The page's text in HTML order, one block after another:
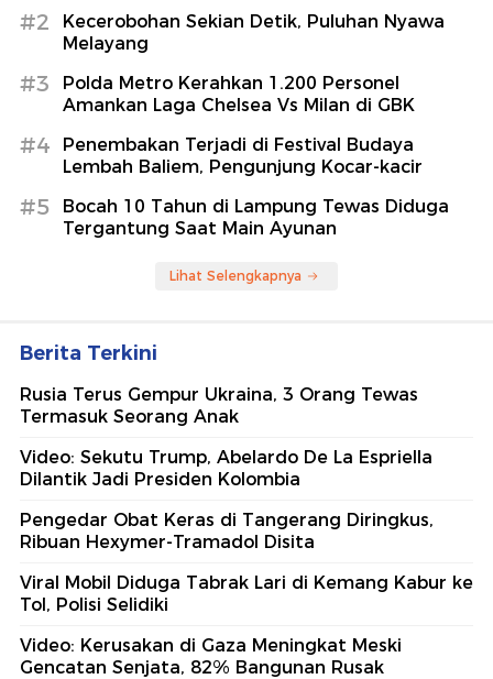
#2
Kecerobohan Sekian Detik, Puluhan Nyawa
Melayang
#3
Polda Metro Kerahkan 1.200 Personel
Amankan Laga Chelsea Vs Milan di GBK
#4
Penembakan Terjadi di Festival Budaya
Lembah Baliem, Pengunjung Kocar-kacir
#5
Bocah 10 Tahun di Lampung Tewas Diduga
Tergantung Saat Main Ayunan
Lihat Selengkapnya
Berita Terkini
Rusia Terus Gempur Ukraina, 3 Orang Tewas
Termasuk Seorang Anak
Video: Sekutu Trump, Abelardo De La Espriella
Dilantik Jadi Presiden Kolombia
Pengedar Obat Keras di Tangerang Diringkus,
Ribuan Hexymer-Tramadol Disita
Viral Mobil Diduga Tabrak Lari di Kemang Kabur ke
Tol, Polisi Selidiki
Video: Kerusakan di Gaza Meningkat Meski
Gencatan Senjata, 82% Bangunan Rusak